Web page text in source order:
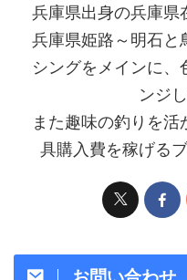
兵庫県出身の兵庫県
兵庫県姫路～明石と
シングをメインに、
ンジ
また趣味の釣りを活
具購入費を稼げる